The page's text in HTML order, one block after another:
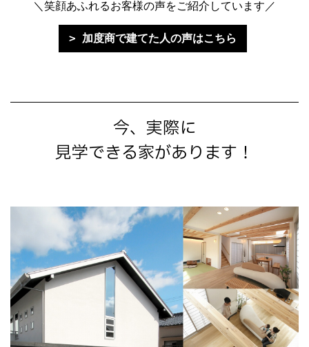
＼笑顔あふれるお客様の声をご紹介しています／
加度商で建てた人の声はこちら
今、実際に
見学できる家があります！